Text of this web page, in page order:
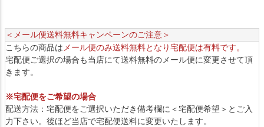
＜メール便送料無料キャンペーンのご注意＞
こちらの商品はメール便のみ送料無料となり宅配便は有料です。
宅配便ご選択の場合も当店にて送料無料のメール便に変更させて頂
きます。
※宅配便をご希望の場合
配送方法：宅配便をご選択いただき備考欄に＜宅配便希望＞とご入
力下さい。後ほど当店で宅配便送料に変更いたします。